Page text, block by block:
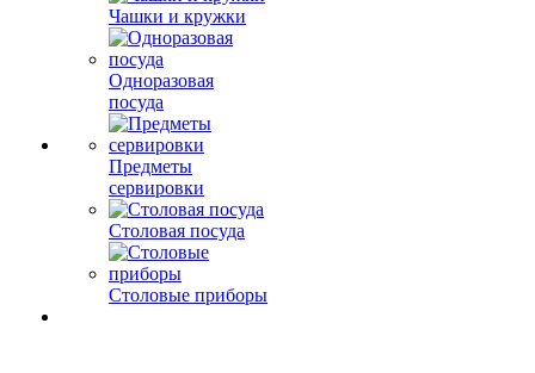
Чашки и кружки
Одноразовая
посуда
Предметы
сервировки
Столовая посуда
Столовые приборы